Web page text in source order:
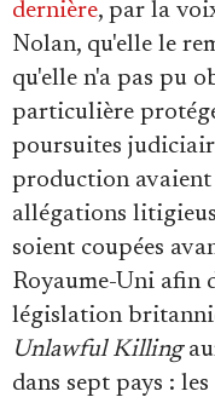
dernière, par la
Nolan, qu'elle le
qu'elle n'a pas pu
particulière
poursuites
production avaient
allégations
soient coupées
Royaume-Uni afin
législation
Unlawful Killing
dans sept pays :